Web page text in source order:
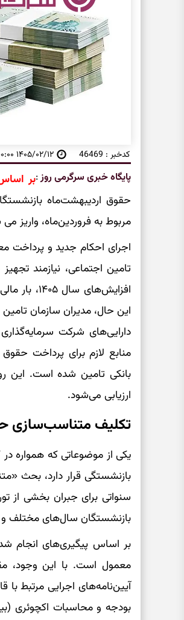
کدخبر : 46469 ۱۴۰۵/۰۲/۱۲ ۰۷:۰۰:۰۰
پایگاه خبری سرگرمی روز:بر
حقوق اردیبهشت‌ماه
مربوط به فروردین‌ماه، واریز
تامین اجتماعی، نیازمند
این حال، مدیران سازمان
دارایی‌های شرکت
منابع لازم برای پرداخت
بانکی تامین شده است. این
ارزیابی می‌شود.
تکلیف متناسب‌سازی
یکی از موضوعاتی که همواره
بازنشستگی قرار دارد، بحث
سنواتی برای جبران بخشی از
بازنشستگان سال‌های مختلف و
بر اساس پیگیری‌های انجام
معمول است. با این وجود،
آیین‌نامه‌های اجرایی مرتبط
بودجه و محاسبات اکچوئری